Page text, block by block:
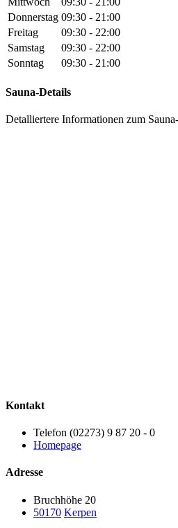
Donnerstag 09:30 - 21:00
Freitag
09:30 - 22:00
Samstag
09:30 - 22:00
Sonntag
09:30 - 21:00
Sauna-Details
Detalliertere Informationen zum
Kontakt
Telefon (02273) 9 87 20 - 0
Homepage
Adresse
Bruchhöhe 20
50170 Kerpen